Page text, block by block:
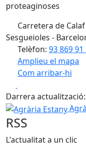
proteaginoses
Carretera de
Sesgueioles -
Telèfon: 93 869 91
Amplieu el mapa
Com arribar-hi
+
−
Darrera
Agrària Estany
RSS
L'actualitat a un clic